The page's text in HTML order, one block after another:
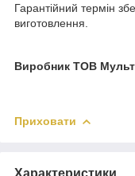
Гарантійний термін
виготовлення.
Виробник ТОВ
Приховати
Характеристики